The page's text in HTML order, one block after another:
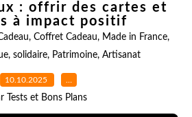
: offrir des cartes et
à impact positif
, Coffret Cadeau, Made in France,
, solidaire, Patrimoine, Artisanat
10.10.2025 …
Tests et Bons Plans